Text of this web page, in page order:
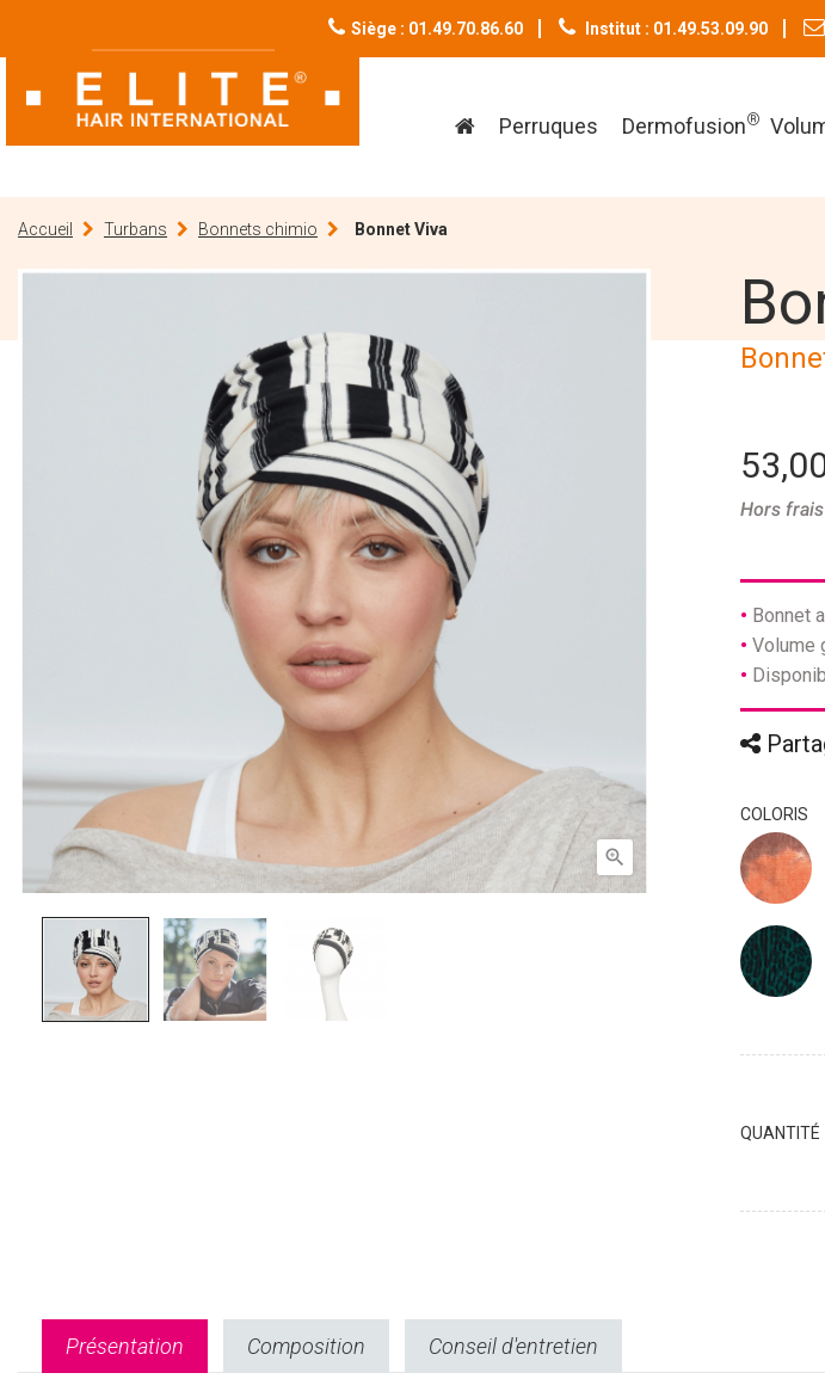
Siège : 01.49.70.86.60 Institut : 01.49.53.09.90
Perruques Dermofusion®
Accueil Turbans Bonnets chimio Bonnet Viva

Hors
Bonnet
Volume
COLORIS
QUANTITÉ
Présentation Composition Conseil d'entretien